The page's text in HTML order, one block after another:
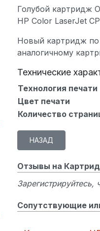
Голубой картридж
HP Color LaserJet
Новый картридж по
аналогичному
Технические
Технология печати
Цвет печати
Количество
Отзывы на
Зарегистрируйтесь,
Сопутствующие